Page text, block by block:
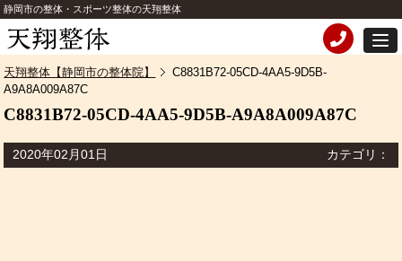
静岡市の整体・スポーツ整体の天翔整体
天翔整体【静岡市の整体院】
C8831B72-05CD-4AA5-9D5B-
A9A8A009A87C
C8831B72-05CD-4AA5-9D5B-A9A8A009A87C
2020年02月01日 カテゴリ：